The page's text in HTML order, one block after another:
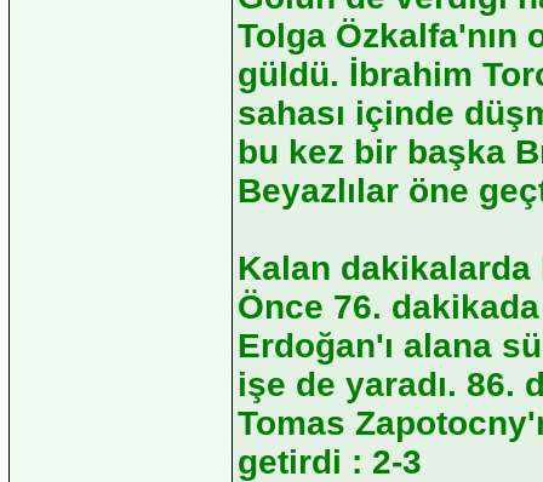
Tolga Özkalfa'nın
güldü. İbrahim
sahası içinde
bu kez bir başka
Beyazlılar öne
Kalan
Önce 76.
Erdoğan'ı alana
işe de yaradı. 86.
Tomas
getirdi : 2-3